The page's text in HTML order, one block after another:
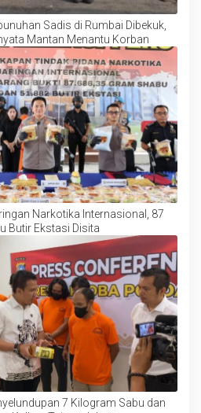
Sadis di Rumbai Dibekuk,
Mantan Menantu Korban
Narkotika Internasional, 87
Butir Ekstasi Disita
7 Kilogram Sabu dan